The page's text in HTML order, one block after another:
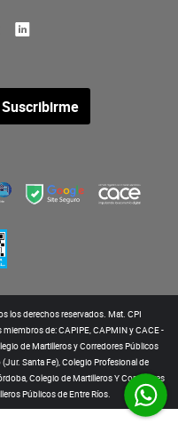
Suscribirme
los derechos reservados. Mat. CPI
de: CAPIPE, CAPMIN y CACE -
de Martilleros y Corredores Públicos
Santa Fe), Colegio Profesional de
Colegio de Martilleros Y Corredores
Públicos de Entre Ríos.